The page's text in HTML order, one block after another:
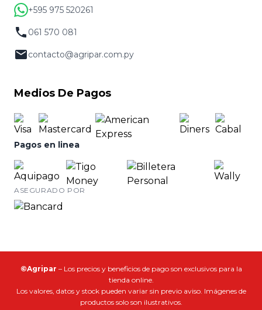
+595 975 520261
061 570 081
contacto@agripar.com.py
Medios De Pagos
Pagos en linea
ASEGURADO POR
©Agripar – Los precios y beneficios de pago son exclusivos para la
tienda online.
Los valores, datos y stock pueden variar sin previo aviso. Imágenes de
productos solo son ilustrativos.